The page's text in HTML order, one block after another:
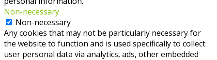
Non-necessary
Non-necessary
Any cookies that may not be particularly necessary for
the website to function and is used specifically to collect
user personal data via analytics, ads, other embedded